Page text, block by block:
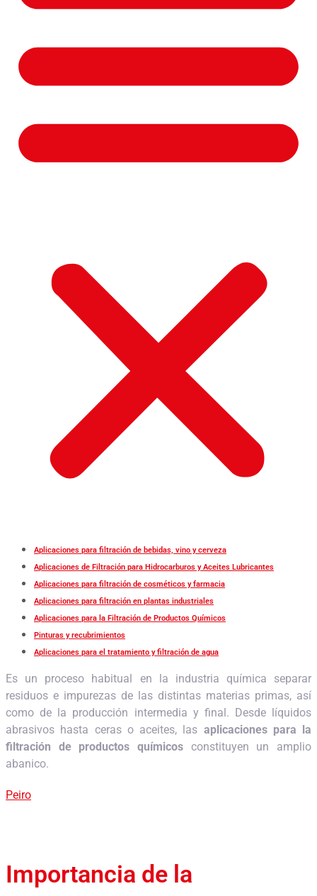
Aplicaciones para filtración de bebidas, vino y cerveza
Aplicaciones de Filtración para Hidrocarburos y Aceites Lubricantes
Aplicaciones para filtración de cosméticos y farmacia
Aplicaciones para filtración en plantas industriales
Aplicaciones para la Filtración de Productos Químicos
Pinturas y recubrimientos
Aplicaciones para el tratamiento y filtración de agua
Es un proceso habitual en la industria química separar
residuos e impurezas de las distintas materias primas, así
como de la producción intermedia y final. Desde líquidos
abrasivos hasta ceras o aceites, las aplicaciones para la
filtración de productos químicos constituyen un amplio
abanico.
Peiro
Importancia de la